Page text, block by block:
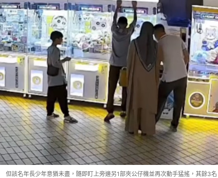
但該名年長少年意猶未盡，隨即盯上旁邊另1部夾公仔機並再次動手猛搖，其餘3名